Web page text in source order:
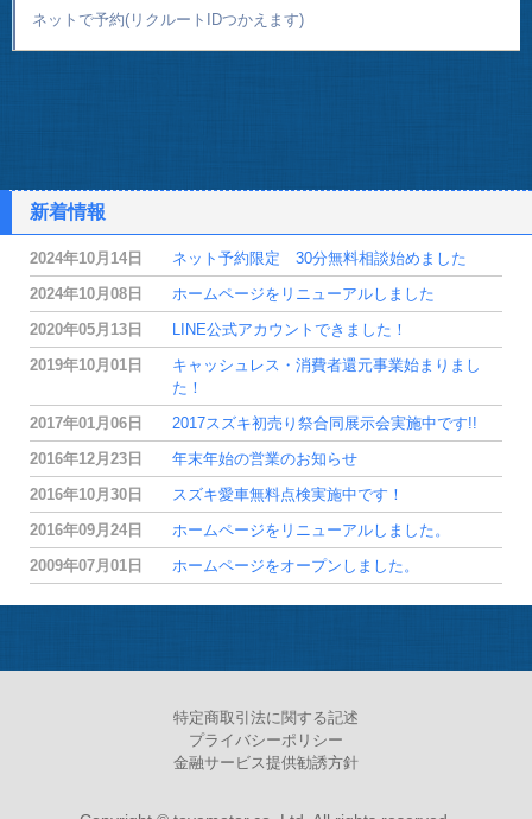
ネットで予約(リクルートIDつかえます)
新着情報
2024年10月14日
ネット予約限定 30分無料相談始めました
2024年10月08日
ホームページをリニューアルしました
2020年05月13日
LINE公式アカウントできました！
2019年10月01日
キャッシュレス・消費者還元事業始まりまし
た！
2017年01月06日
2017スズキ初売り祭合同展示会実施中です!!
2016年12月23日
年末年始の営業のお知らせ
2016年10月30日
スズキ愛車無料点検実施中です！
2016年09月24日
ホームページをリニューアルしました。
2009年07月01日
ホームページをオープンしました。
特定商取引法に関する記述
プライバシーポリシー
金融サービス提供勧誘方針